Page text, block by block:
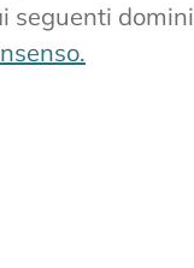
seguenti